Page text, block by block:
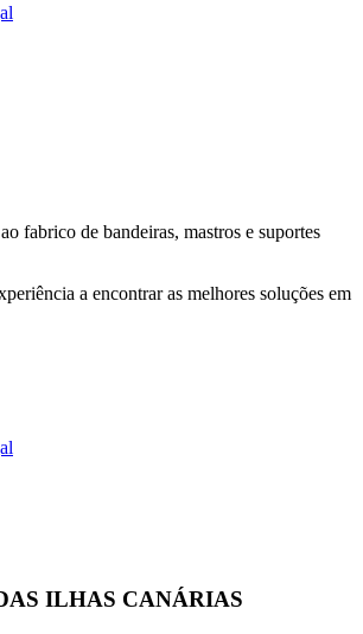
fabrico de bandeiras, mastros e suportes
a encontrar as melhores soluções em
ILHAS CANÁRIAS